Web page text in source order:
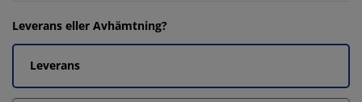
Leverans eller Avhämtning?
Leverans